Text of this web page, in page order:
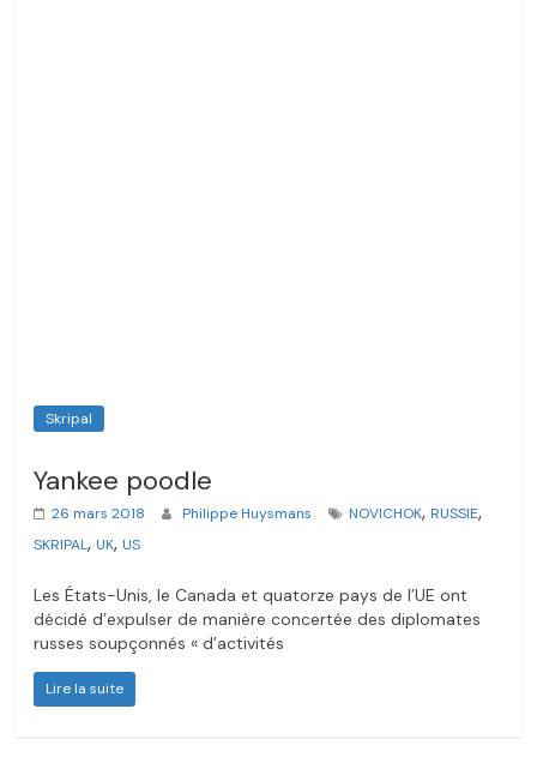
Skripal
Yankee poodle
26 mars 2018 Philippe Huysmans NOVICHOK,RUSSIE,
SKRIPAL,UK,US
Les États-Unis, le Canada et quatorze pays de l’UE ont
décidé d’expulser de manière concertée des diplomates
russes soupçonnés « d’activités
Lire la suite